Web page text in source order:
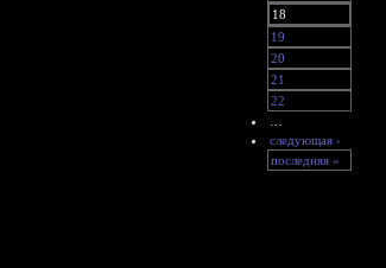
18
19
20
21
22
следующая ›
последняя »